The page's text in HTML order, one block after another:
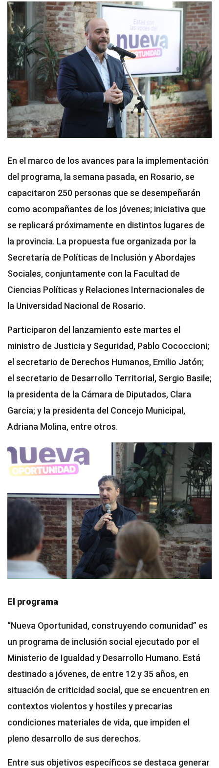
En el marco de los avances para la implementación
del programa, la semana pasada, en Rosario, se
capacitaron 250 personas que se desempeñarán
como acompañantes de los jóvenes; iniciativa que
se replicará próximamente en distintos lugares de
la provincia. La propuesta fue organizada por la
Secretaría de Políticas de Inclusión y Abordajes
Sociales, conjuntamente con la Facultad de
Ciencias Políticas y Relaciones Internacionales de
la Universidad Nacional de Rosario.
Participaron del lanzamiento este martes el
ministro de Justicia y Seguridad, Pablo Cococcioni;
el secretario de Derechos Humanos, Emilio Jatón;
el secretario de Desarrollo Territorial, Sergio Basile;
la presidenta de la Cámara de Diputados, Clara
García; y la presidenta del Concejo Municipal,
Adriana Molina, entre otros.
El programa
“Nueva Oportunidad, construyendo comunidad” es
un programa de inclusión social ejecutado por el
Ministerio de Igualdad y Desarrollo Humano. Está
destinado a jóvenes, de entre 12 y 35 años, en
situación de criticidad social, que se encuentren en
contextos violentos y hostiles y precarias
condiciones materiales de vida, que impiden el
pleno desarrollo de sus derechos.
Entre sus objetivos específicos se destaca generar